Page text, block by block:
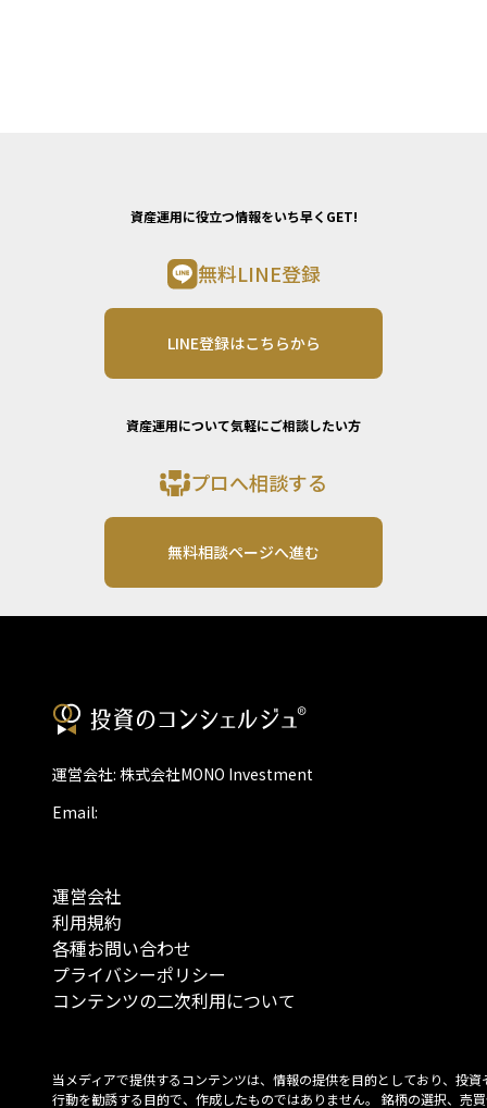
資産運用に役立つ情報をいち早くGET!
無料LINE登録
LINE登録はこちらから
資産運用について気軽にご相談したい方
プロへ相談する
無料相談ページへ進む
運営会社: 株式会社MONO Investment
Email:
運営会社
利用規約
各種お問い合わせ
プライバシーポリシー
コンテンツの二次利用について
当メディアで提供するコンテンツは、情報の提供を目的としており、投資
行動を勧誘する目的で、作成したものではありません。 銘柄の選択、売